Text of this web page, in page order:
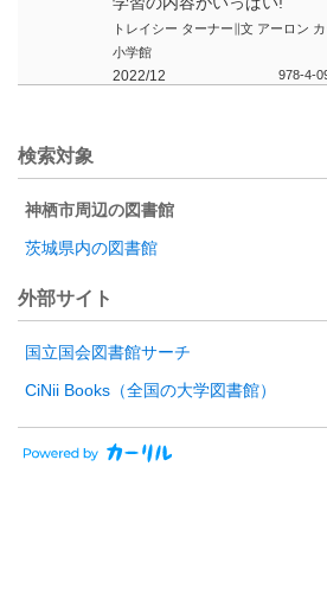
トレイシー ターナー∥文 アーロン
小学館
2022/12 978-4-
検索対象
神栖市周辺の図書館
茨城県内の図書館
外部サイト
国立国会図書館サーチ
CiNii Books（全国の大学図書館）